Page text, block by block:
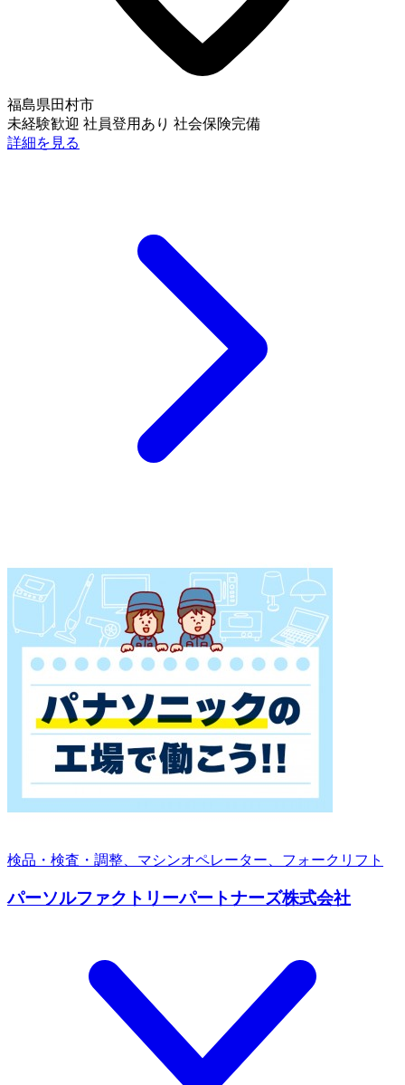
福島県田村市
未経験歓迎 社員登用あり 社会保険完備
詳細を見る
検品・検査・調整、マシンオペレーター、フォークリフト
パーソルファクトリーパートナーズ株式会社